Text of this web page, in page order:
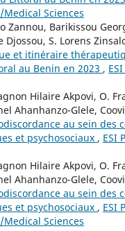
Medical Sciences
Zannou, Barikissou
Djossou, S. Lorens
et itinéraire
au Benin en 2023 ,
Hilaire Akpovi, O.
Ahanhanzo-Glele,
au sein des
et psychosociaux , ESI
Hilaire Akpovi, O.
Ahanhanzo-Glele,
au sein des
et psychosociaux , ESI
Medical Sciences